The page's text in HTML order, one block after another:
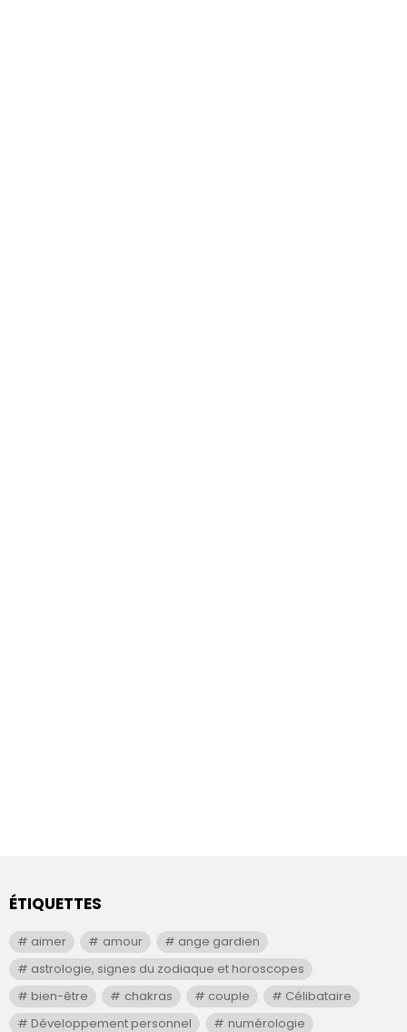
ÉTIQUETTES
aimer amour
ange gardien
astrologie, signes du zodiaque et horoscopes
bien-être
chakras couple
Célibataire
Développement personnel
numérologie